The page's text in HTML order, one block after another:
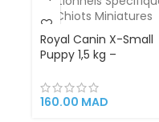
Royal Canin X-Small
Puppy 1,5 kg –
pour Chiots de Très
Petite Taille, Adaptées
160.00 MAD